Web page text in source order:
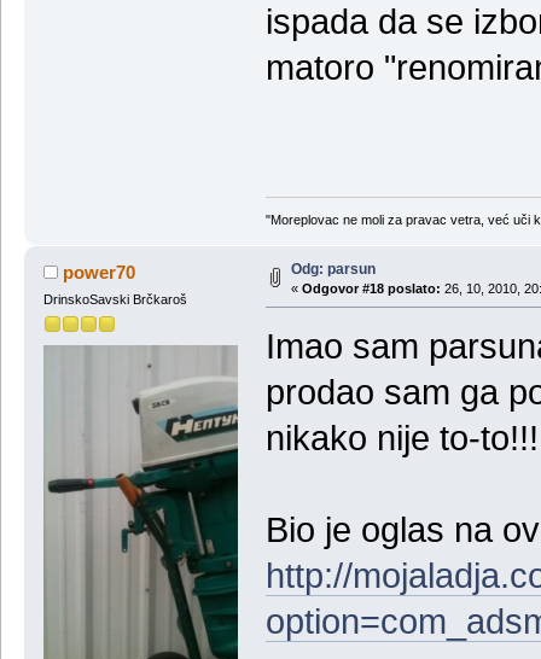
ispada da se
matoro
"Moreplovac ne moli za pravac vetra, već uči
power70
DrinskoSavski Brčkaroš
Odg: parsun
« Odgovor #18 poslato: 26, 10, 2010,
Imao sam
prodao sam ga
nikako nije to-to!!!
Bio je oglas na
http://